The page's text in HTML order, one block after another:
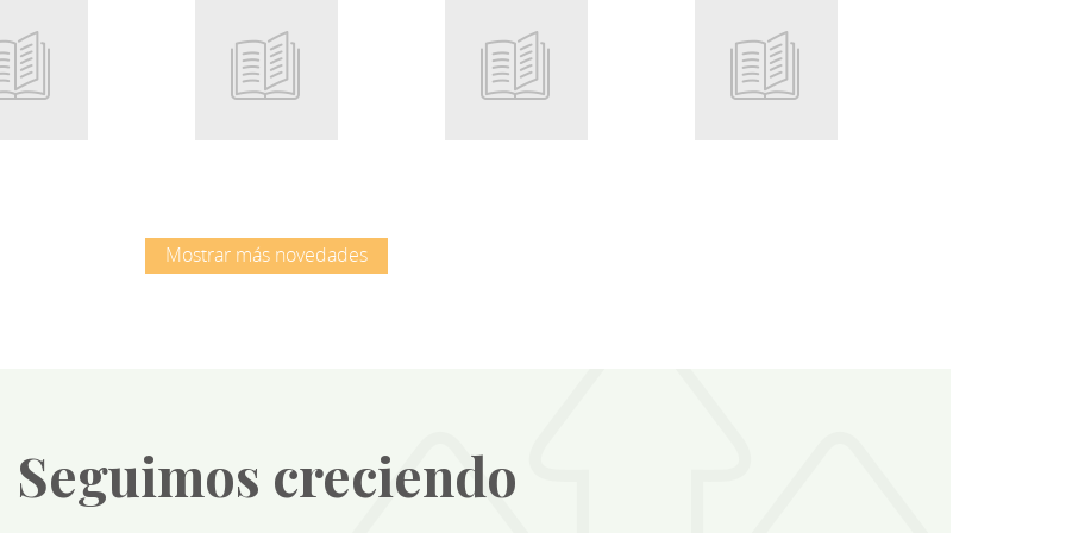
Root Root Root Root
Mostrar más novedades
Seguimos creciendo